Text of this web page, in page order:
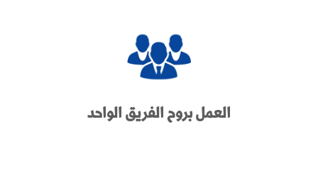
العمل بروح الفريق الواحد